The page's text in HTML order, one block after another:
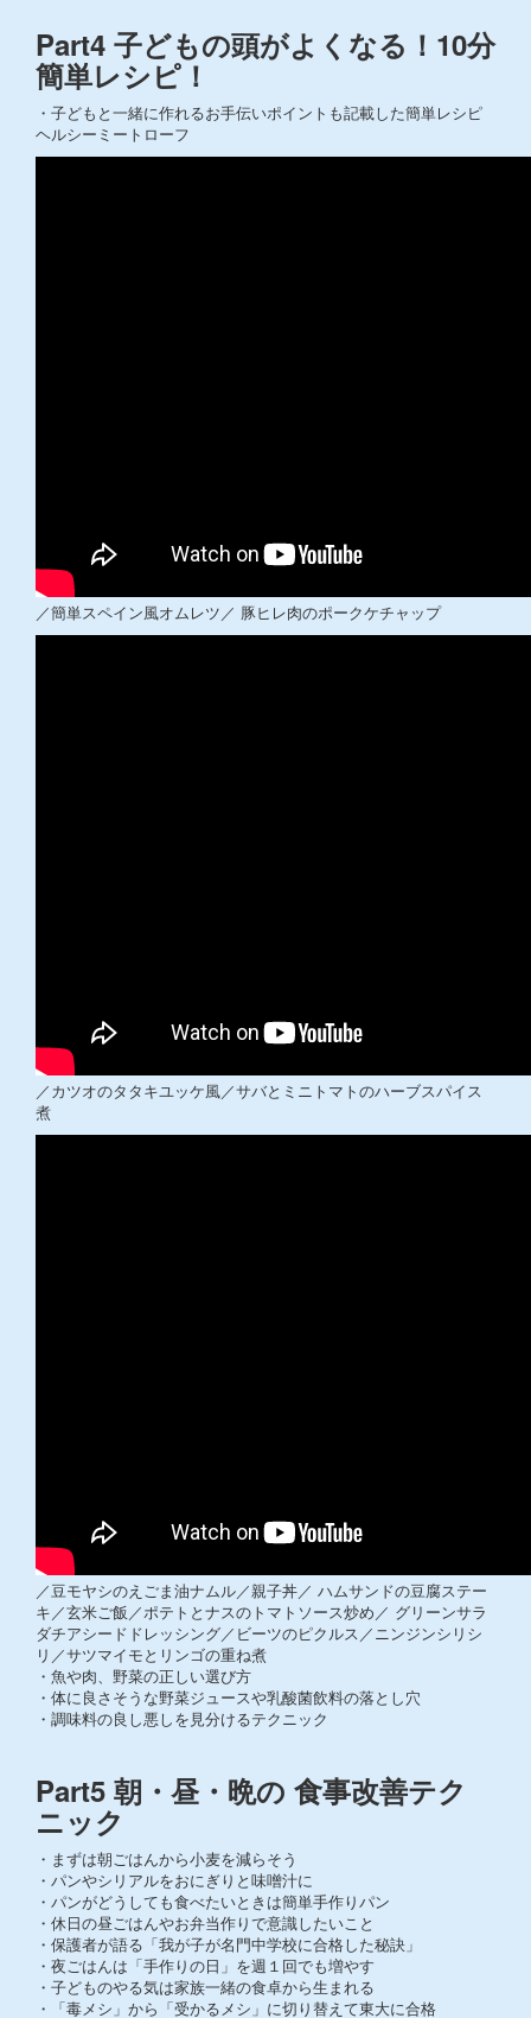
Part4 子どもの頭がよくなる！10分
簡単レシピ！
・子どもと一緒に作れるお手伝いポイントも記載した簡単レシピ
ヘルシーミートローフ
／簡単スペイン風オムレツ／ 豚ヒレ肉のポークケチャップ
／カツオのタタキユッケ風／サバとミニトマトのハーブスパイス
煮
／豆モヤシのえごま油ナムル／親子丼／ ハムサンドの豆腐ステー
キ／玄米ご飯／ポテトとナスのトマトソース炒め／ グリーンサラ
ダチアシードドレッシング／ビーツのピクルス／ニンジンシリシ
リ／サツマイモとリンゴの重ね煮
・魚や肉、野菜の正しい選び方
・体に良さそうな野菜ジュースや乳酸菌飲料の落とし穴
・調味料の良し悪しを見分けるテクニック
Part5 朝・昼・晩の 食事改善テク
ニック
・まずは朝ごはんから小麦を減らそう
・パンやシリアルをおにぎりと味噌汁に
・パンがどうしても食べたいときは簡単手作りパン
・休日の昼ごはんやお弁当作りで意識したいこと
・保護者が語る「我が子が名門中学校に合格した秘訣」
・夜ごはんは「手作りの日」を週１回でも増やす
・子どものやる気は家族一緒の食卓から生まれる
・「毒メシ」から「受かるメシ」に切り替えて東大に合格